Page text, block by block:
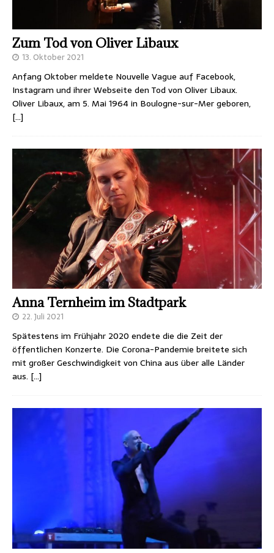
Zum Tod von Oliver Libaux
13. Oktober 2021
Anfang Oktober meldete Nouvelle Vague auf Facebook,
Instagram und ihrer Webseite den Tod von Oliver Libaux.
Oliver Libaux, am 5. Mai 1964 in Boulogne-sur-Mer geboren,
[…]
Anna Ternheim im Stadtpark
22. Juli 2021
Spätestens im Frühjahr 2020 endete die die Zeit der
öffentlichen Konzerte. Die Corona-Pandemie breitete sich
mit großer Geschwindigkeit von China aus über alle Länder
aus. […]